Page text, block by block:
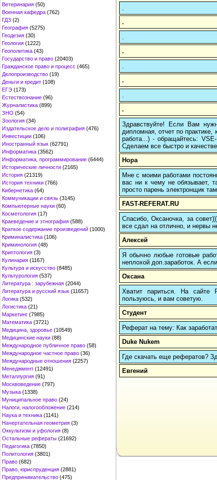
Ветеринария (50)
Военная кафедра (762)
ГДЗ (2)
География (5275)
Геодезия (30)
Геология (1222)
Геополитика (43)
Государство и право (20403)
Гражданское право и процесс (465)
Делопроизводство (19)
Деньги и кредит (108)
ЕГЭ (173)
Естествознание (96)
Журналистика (899)
ЗНО (54)
Зоология (34)
Издательское дело и полиграфия (476)
Инвестиции (106)
Иностранный язык (62791)
Информатика (3562)
Информатика, программирование (6444)
Исторические личности (2165)
История (21319)
История техники (766)
Кибернетика (64)
Коммуникации и связь (3145)
Компьютерные науки (60)
Косметология (17)
Краеведение и этнография (588)
Краткое содержание произведений (1000)
Криминалистика (106)
Криминология (48)
Криптология (3)
Кулинария (1167)
Культура и искусство (8485)
Культурология (537)
Литература : зарубежная (2044)
Литература и русский язык (11657)
Логика (532)
Логистика (21)
Маркетинг (7985)
Математика (3721)
Медицина, здоровье (10549)
Медицинские науки (88)
Международное публичное право (58)
Международное частное право (36)
Международные отношения (2257)
Менеджмент (12491)
Металлургия (91)
Москвоведение (797)
Музыка (1338)
Муниципальное право (24)
Налоги, налогообложение (214)
Наука и техника (1141)
Начертательная геометрия (3)
Оккультизм и уфология (8)
Остальные рефераты (21692)
Педагогика (7850)
Политология (3801)
Право (682)
Право, юриспруденция (2881)
Предпринимательство (475)
.
.
.
.
Здравствуйте! Если Вам
дипломная, отчет по
работа...) - обращайтесь:
Сделаем все быстро и
Нора
Мне с моими работами
вас ни к чему не обязывает,
просто парень электронщик
FAST-REFERAT.RU
Спасибо, Оксаночка, за
все сдал на отлично, и нервы
Алексей
Я обычно любые готовые
неплохой доп.заработок. А
Оксана
Хватит париться. На
пользуюсь, и вам советую.
Студент
Реферат на тему: Как
Duke Nukem
Где скачать еще рефератов?
Евгений